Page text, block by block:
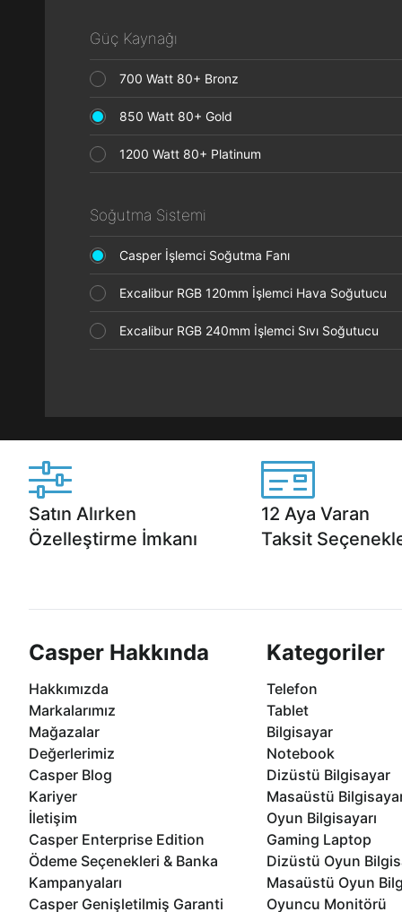
Güç Kaynağı
700 Watt 80+ Bronz
850 Watt 80+ Gold
1200 Watt 80+ Platinum
Soğutma Sistemi
Casper İşlemci Soğutma Fanı
Excalibur RGB 120mm İşlemci Hava Soğutucu
Excalibur RGB 240mm İşlemci Sıvı Soğutucu
Satın Alırken
Özelleştirme İmkanı
12 Aya Varan
Taksit
Casper Hakkında
Hakkımızda
Markalarımız
Mağazalar
Değerlerimiz
Casper Blog
Kariyer
İletişim
Casper Enterprise Edition
Ödeme Seçenekleri & Banka
Kampanyaları
Casper Genişletilmiş Garanti
Kategoriler
Telefon
Tablet
Bilgisayar
Notebook
Dizüstü Bilgisayar
Masaüstü
Oyun Bilgisayarı
Gaming Laptop
Dizüstü Oyun
Masaüstü Oyun
Oyuncu Monitörü